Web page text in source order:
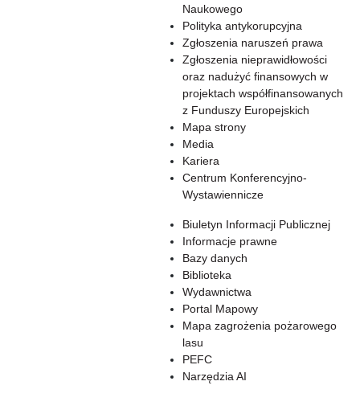
Naukowego
Polityka antykorupcyjna
Zgłoszenia naruszeń prawa
Zgłoszenia nieprawidłowości
oraz nadużyć finansowych w
projektach współfinansowanych
z Funduszy Europejskich
Mapa strony
Media
Kariera
Centrum Konferencyjno-
Wystawiennicze
Biuletyn Informacji Publicznej
Informacje prawne
Bazy danych
Biblioteka
Wydawnictwa
Portal Mapowy
Mapa zagrożenia pożarowego
lasu
PEFC
Narzędzia AI